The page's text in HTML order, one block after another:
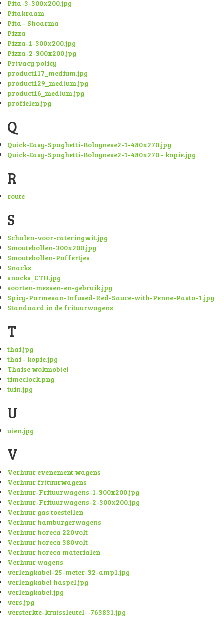
Pita-3-300x200.jpg
Pitakraam
Pita - Shoarma
Pizza
Pizza-1-300x200.jpg
Pizza-2-300x200.jpg
Privacy policy
product117_medium.jpg
product129_medium.jpg
product16_medium.jpg
profielen.jpg
Q
Quick-Easy-Spaghetti-Bolognese2-1-480x270.jpg
Quick-Easy-Spaghetti-Bolognese2-1-480x270 - kopie.jpg
R
route
S
Schalen-voor-cateringwit.jpg
Smoutebollen-300x200.jpg
Smoutebollen-Poffertjes
Snacks
snacks_CTH.jpg
soorten-messen-en-gebruik.jpg
Spicy-Parmesan-Infused-Red-Sauce-with-Penne-Pasta-1.jpg
Standaard in de frituurwagens
T
thai.jpg
thai - kopie.jpg
Thaise wokmobiel
timeclock.png
tuin.jpg
U
uien.jpg
V
Verhuur evenement wagens
Verhuur frituurwagens
Verhuur-Frituurwagens-1-300x200.jpg
Verhuur-Frituurwagens-2-300x200.jpg
Verhuur gas toestellen
Verhuur hamburgerwagens
Verhuur horeca 220volt
Verhuur horeca 380volt
Verhuur horeca materialen
Verhuur wagens
verlengkabel-25-meter-32-amp1.jpg
verlengkabel haspel.jpg
verlengkabel.jpg
vers.jpg
versterkte-kruissleutel--763831.jpg